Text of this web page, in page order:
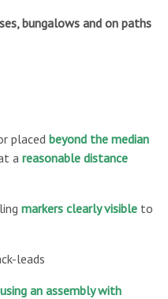
bungalows and on paths
placed beyond the median
a reasonable distance
markers clearly visible to
leads
an assembly with